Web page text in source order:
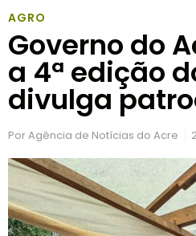
AGRO
Governo do
a 4ª edição
divulga
PorAgência de Notícias do Acre